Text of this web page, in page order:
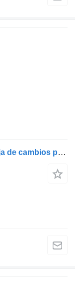
Renault A LAS 2412 E 1100460211 caja de cambios para Renault D WIDE 280 camión